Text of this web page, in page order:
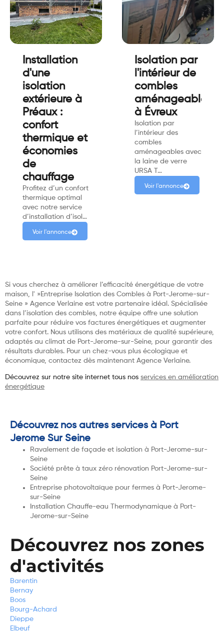
Installation
d'une
isolation
extérieure à
Préaux :
confort
thermique et
économies
de
chauffage
Profitez d’un confort
thermique optimal
avec notre service
d’installation d’isol…
Voir l'annonce
Isolation par
l'intérieur de
combles
aménageables
à Évreux
Isolation par
l’intérieur des
combles
aménageables avec
la laine de verre
URSA T…
Voir l'annonce
Si vous cherchez à améliorer l’efficacité énergétique de votre
maison, l' »Entreprise Isolation des Combles à Port-Jerome-sur-
Seine » Agence Verlaine est votre partenaire idéal. Spécialisée
dans l’isolation des combles, notre équipe offre une solution
parfaite pour réduire vos factures énergétiques et augmenter
votre confort. Nous utilisons des matériaux de qualité supérieure,
adaptés au climat de Port-Jerome-sur-Seine, pour garantir des
résultats durables. Pour un chez-vous plus écologique et
économique, contactez dès maintenant Agence Verlaine.
Découvrez sur notre site internet tous nos services en amélioration
énergétique
Découvrez nos autres services à Port
Jerome Sur Seine
Ravalement de façade et isolation à Port-Jerome-sur-
Seine
Société prête à taux zéro rénovation Port-Jerome-sur-
Seine
Entreprise photovoltaïque pour fermes à Port-Jerome-
sur-Seine
Installation Chauffe-eau Thermodynamique à Port-
Jerome-sur-Seine
Découvrez nos zones
d'activités
Barentin
Bernay
Boos
Bourg-Achard
Dieppe
Elbeuf